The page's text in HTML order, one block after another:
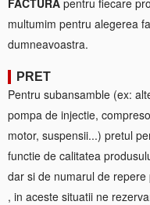
multumim pentru alegerea
dumneavoastra.
PRET
Pentru subansamble (ex:
pompa de injectie,
motor, suspensii...) pretul
functie de calitatea
dar si de numarul de
, in aceste situatii ne